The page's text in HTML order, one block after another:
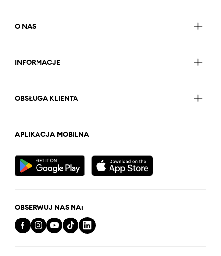
O NAS
INFORMACJE
OBSŁUGA KLIENTA
APLIKACJA MOBILNA
OBSERWUJ NAS NA: